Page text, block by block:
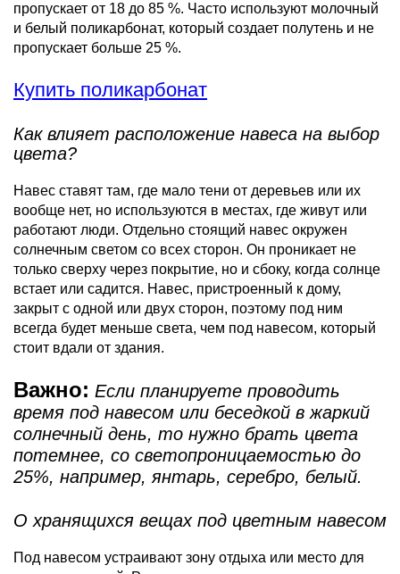
пропускает от 18 до 85 %. Часто используют молочный
и белый поликарбонат, который создает полутень и не
пропускает больше 25 %.
Купить поликарбонат
Как влияет расположение навеса на выбор
цвета?
Навес ставят там, где мало тени от деревьев или их
вообще нет, но используются в местах, где живут или
работают люди. Отдельно стоящий навес окружен
солнечным светом со всех сторон. Он проникает не
только сверху через покрытие, но и сбоку, когда солнце
встает или садится. Навес, пристроенный к дому,
закрыт с одной или двух сторон, поэтому под ним
всегда будет меньше света, чем под навесом, который
стоит вдали от здания.
Важно: Если планируете проводить
время под навесом или беседкой в жаркий
солнечный день, то нужно брать цвета
потемнее, со светопроницаемостью до
25%, например, янтарь, серебро, белый.
О хранящихся вещах под цветным навесом
Под навесом устраивают зону отдыха или место для